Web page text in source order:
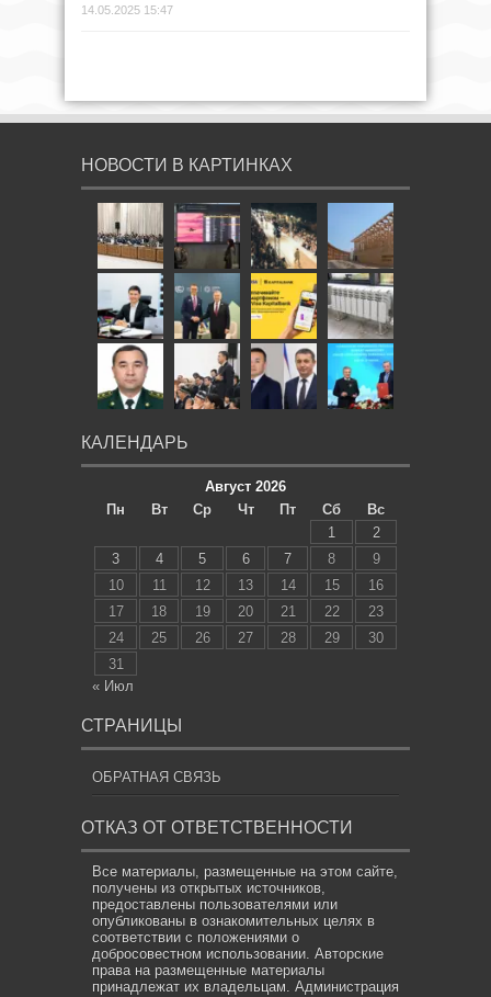
14.05.2025 15:47
НОВОСТИ В КАРТИНКАХ
КАЛЕНДАРЬ
Август 2026
Пн
Вт Ср Чт Пт Сб
Вс
1
2
3
4 5 6 7 8
9
10
11 12 13 14 15
16
17
18 19 20 21 22
23
24
25 26 27 28 29
30
31
« Июл
СТРАНИЦЫ
ОБРАТНАЯ СВЯЗЬ
ОТКАЗ ОТ ОТВЕТСТВЕННОСТИ
Все материалы, размещенные на этом сайте,
получены из открытых источников,
предоставлены пользователями или
опубликованы в ознакомительных целях в
соответствии с положениями о
добросовестном использовании. Авторские
права на размещенные материалы
принадлежат их владельцам. Администрация